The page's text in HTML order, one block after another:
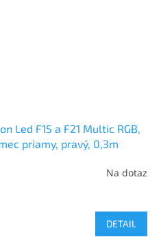
Led F15 a F21 Multic RGB,
priamy, pravý, 0,3m
Na dotaz
DETAIL